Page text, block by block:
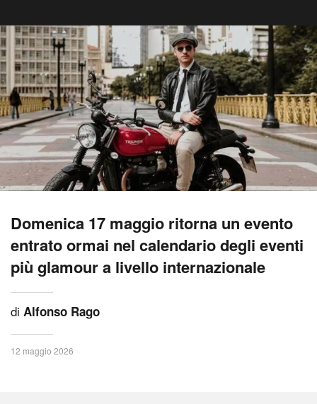
Domenica 17 maggio ritorna un evento
entrato ormai nel calendario degli eventi
più glamour a livello internazionale
di Alfonso Rago
12 maggio 2026